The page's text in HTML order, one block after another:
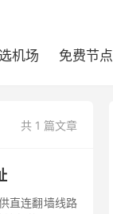
机场 免费节点
共 1 篇文章
直连翻墙线路